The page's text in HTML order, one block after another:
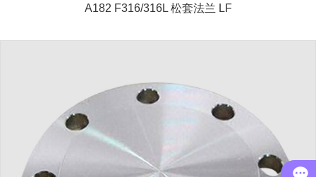
A182 F316/316L 松套法兰 LF